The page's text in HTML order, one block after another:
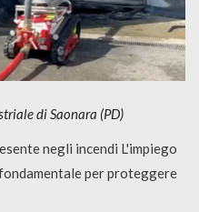
di Saonara (PD)
negli incendi L'impiego
per proteggere